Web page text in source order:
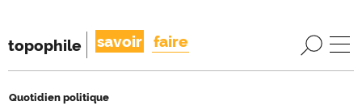
topophile savoir faire
Quotidien politique